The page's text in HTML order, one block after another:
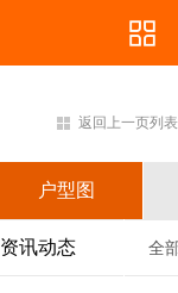
返回上一页列表
户型图
资讯动态 全